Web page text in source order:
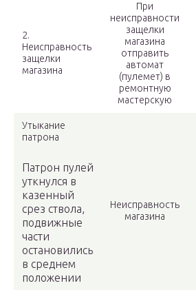
2.
Неисправность
защелки
магазина
При
неисправности
защелки
магазина
отправить
автомат
(пулемет) в
ремонтную
мастерскую
Утыкание
патрона
Патрон пулей
уткнулся в
казенный
срез ствола,
подвижные
части
остановились
в среднем
положении
Неисправность
магазина